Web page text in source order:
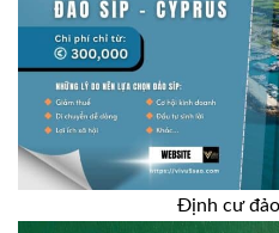
Định cư